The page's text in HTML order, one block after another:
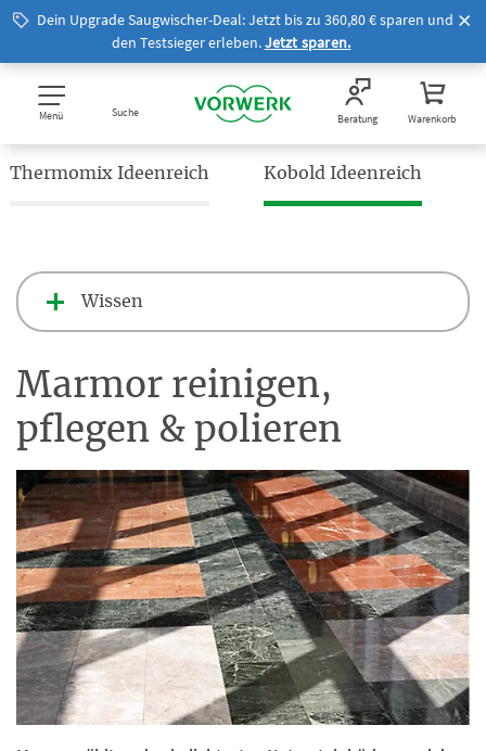
Dein Upgrade Saugwischer-Deal: Jetzt bis zu 360,80 € sparen und
den Testsieger erleben.Jetzt sparen.
Menü Suche Beratung Warenkorb
Thermomix Ideenreich Kobold Ideenreich
Wissen
Marmor reinigen,
pflegen & polieren